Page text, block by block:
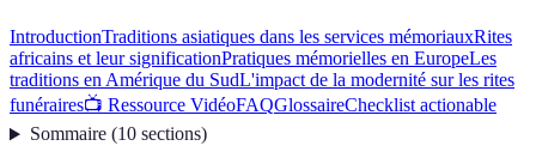
IntroductionTraditions asiatiques dans les services mémoriauxRites
africains et leur significationPratiques mémorielles en EuropeLes
traditions en Amérique du SudL'impact de la modernité sur les rites
funéraires📺 Ressource VidéoFAQGlossaireChecklist actionable
Sommaire(10 sections)